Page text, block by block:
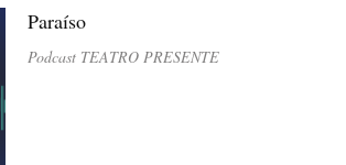
Paraíso
Podcast TEATRO PRESENTE